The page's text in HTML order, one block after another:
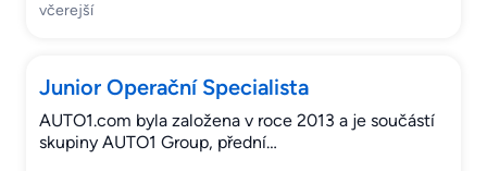
včerejší
Junior Operační Specialista
AUTO1.com byla založena v roce 2013 a je součástí
skupiny AUTO1 Group, přední…